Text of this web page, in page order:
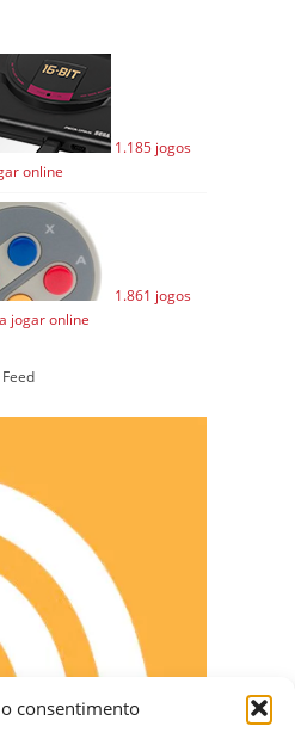
consentimento
1.185 jogos
online
1.861 jogos
jogar online